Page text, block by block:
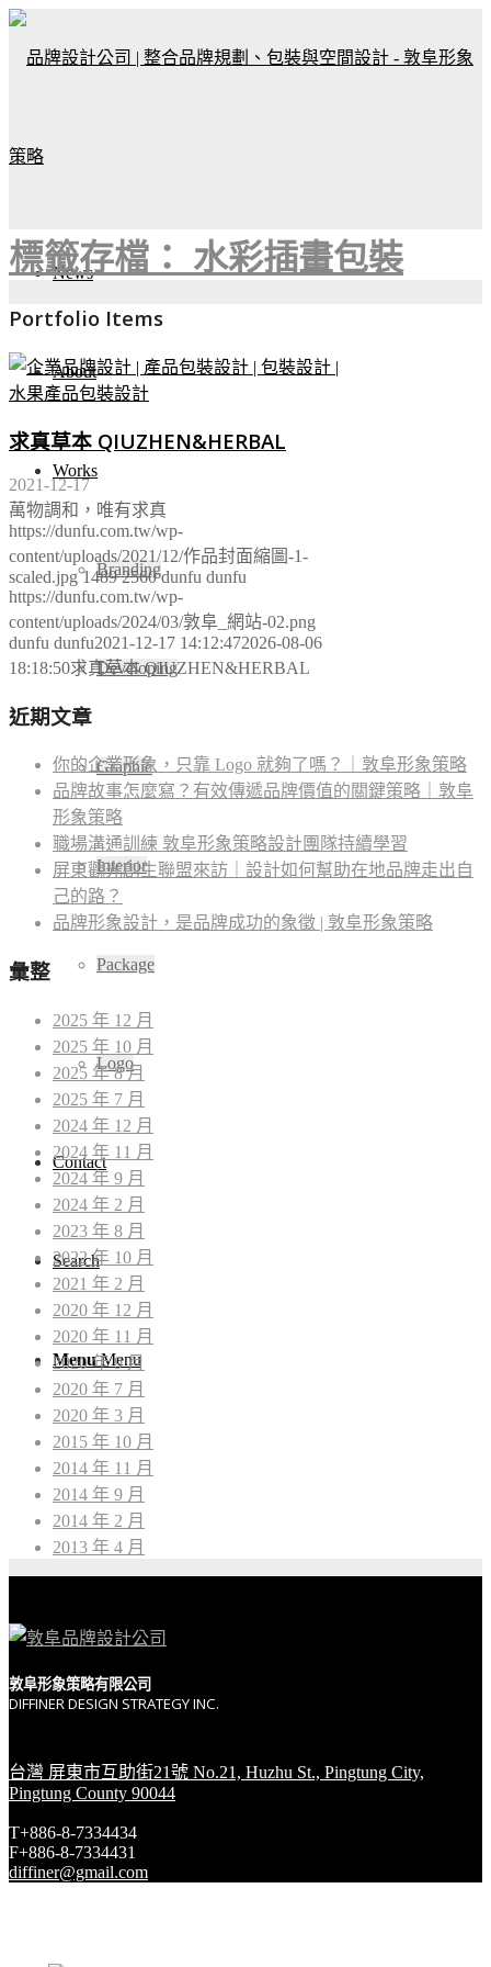
News
About
Works
Branding
Developing
Graphic
Interior
Package
Logo
Contact
Search
Menu Menu
標籤存檔： 水彩插畫包裝
Portfolio Items
求真草本 QIUZHEN&HERBAL
2021-12-17
萬物調和，唯有求真
https://dunfu.com.tw/wp-
content/uploads/2021/12/作品封面縮圖-1-
scaled.jpg 1489 2560 dunfu dunfu
https://dunfu.com.tw/wp-
content/uploads/2024/03/敦阜_網站-02.png
dunfu dunfu2021-12-17 14:12:472026-08-06
18:18:50求真草本 QIUZHEN&HERBAL
近期文章
你的企業形象，只靠 Logo 就夠了嗎？｜敦阜形象策略
品牌故事怎麼寫？有效傳遞品牌價值的關鍵策略｜敦阜
形象策略
職場溝通訓練 敦阜形象策略設計團隊持續學習
屏東觀光創生聯盟來訪｜設計如何幫助在地品牌走出自
己的路？
品牌形象設計，是品牌成功的象徵 | 敦阜形象策略
彙整
2025 年 12 月
2025 年 10 月
2025 年 8 月
2025 年 7 月
2024 年 12 月
2024 年 11 月
2024 年 9 月
2024 年 2 月
2023 年 8 月
2022 年 10 月
2021 年 2 月
2020 年 12 月
2020 年 11 月
2020 年 9 月
2020 年 7 月
2020 年 3 月
2015 年 10 月
2014 年 11 月
2014 年 9 月
2014 年 2 月
2013 年 4 月
敦阜形象策略有限公司
DIFFINER DESIGN STRATEGY INC.
台灣 屏東市互助街21號 No.21, Huzhu St., Pingtung City,
Pingtung County 90044
T+886-8-7334434
F+886-8-7334431
diffiner@gmail.com